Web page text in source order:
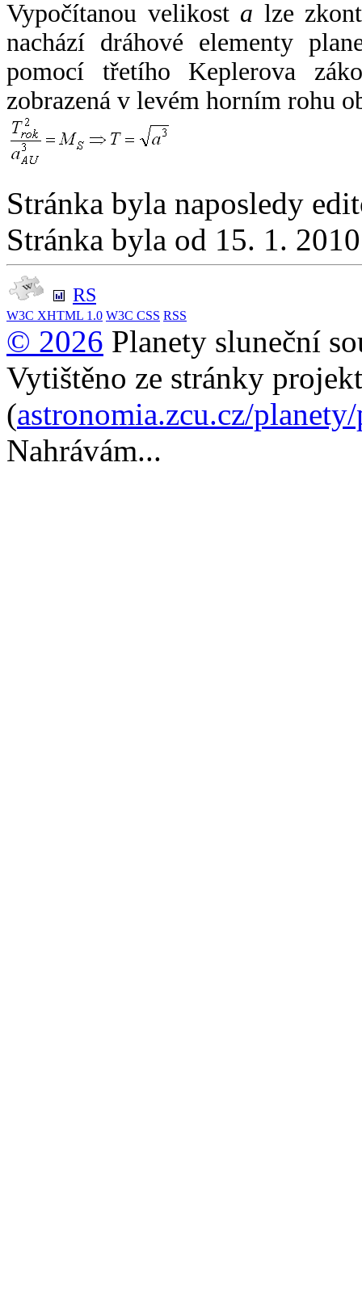
Vypočítanou velikost a lze
nachází dráhové elementy
pomocí třetího Keplerova
zobrazená v levém horním rohu
Stránka byla naposledy
Stránka byla od 15. 1.
RS
W3C XHTML 1.0 W3C CSS RSS
© 2026 Planety sluneční
Vytištěno ze stránky
(astronomia.zcu.cz/
Nahrávám...